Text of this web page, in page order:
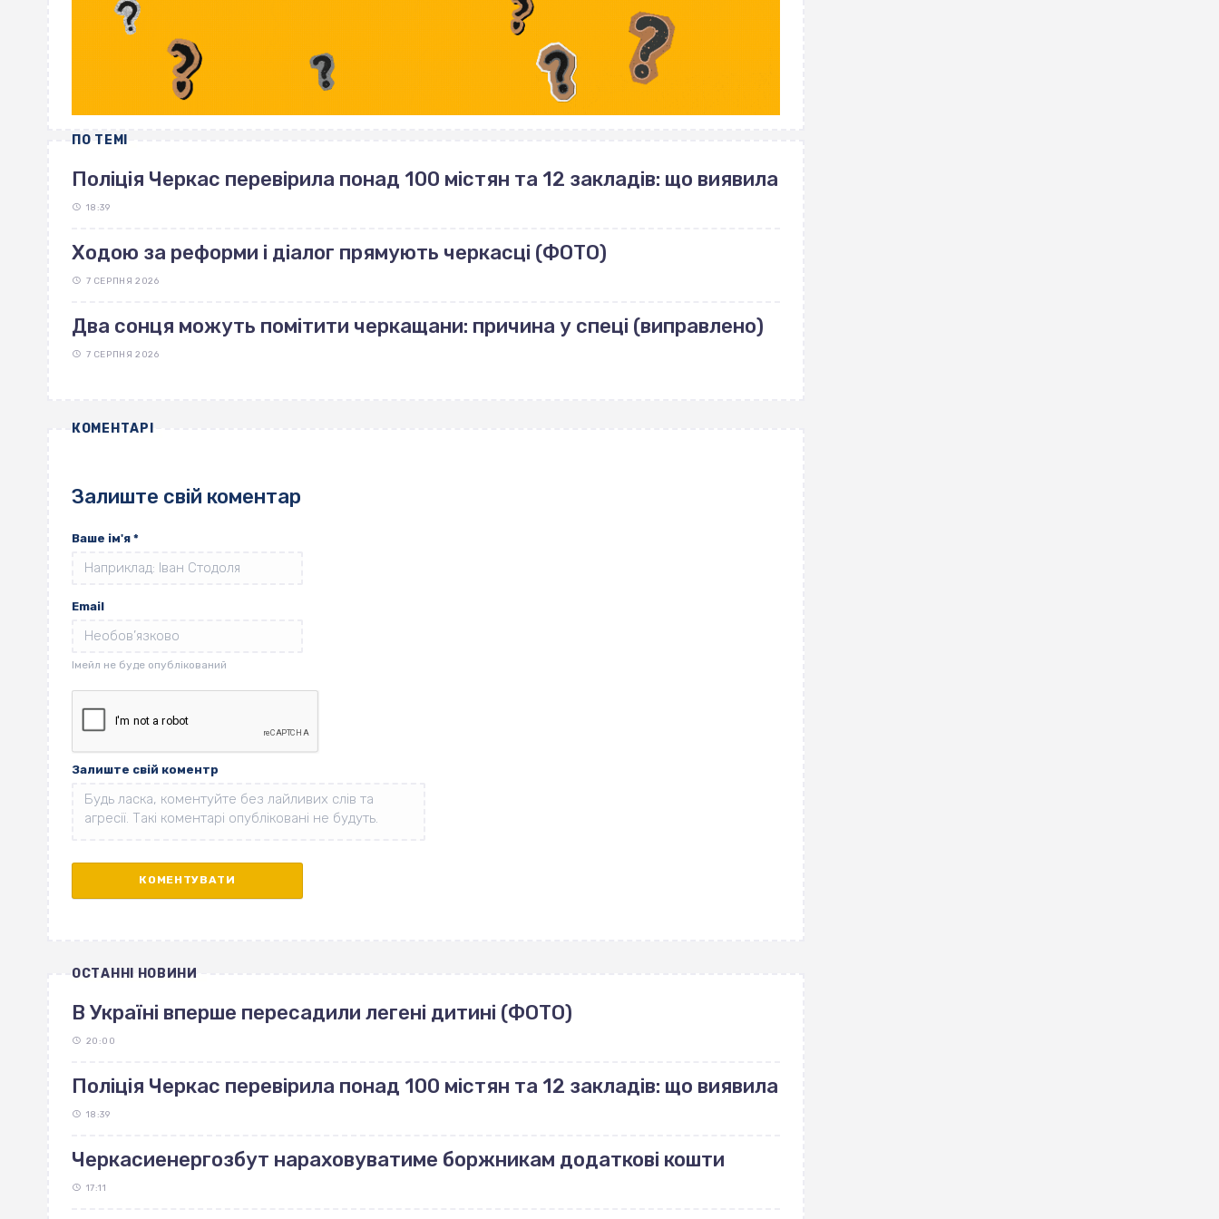
ПО ТЕМІ
Поліція Черкас перевірила понад 100 містян та 12 закладів: що виявила
18:39
Ходою за реформи і діалог прямують черкасці (ФОТО)
7 СЕРПНЯ 2026
Два сонця можуть помітити черкащани: причина у спеці (виправлено)
7 СЕРПНЯ 2026
КОМЕНТАРІ
Залиште свій коментар
Ваше ім'я *
Email
Залиште свій коментр
ОСТАННІ НОВИНИ
В Україні вперше пересадили легені дитині (ФОТО)
20:00
Поліція Черкас перевірила понад 100 містян та 12 закладів: що виявила
18:39
Черкасиенергозбут нараховуватиме боржникам додаткові кошти
17:11